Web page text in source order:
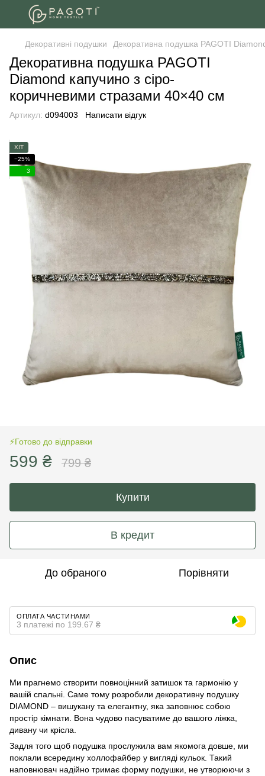
Декоративні подушки Декоративна подушка PAGOTI
Декоративна подушка PAGOTI
Diamond капучино з сіро-
коричневими стразами 40×40 см
Артикул: d094003 Написати відгук
ХІТ
−25%
3
⚡️Готово до відправки
599 ₴ 799 ₴
Купити
В кредит
До обраного Порівняти
ОПЛАТА ЧАСТИНАМИ
3 платежі по 199.67 ₴
Опис
Ми прагнемо створити повноцінний затишок та гармонію у
вашій спальні. Саме тому розробили декоративну подушку
DIAMOND – вишукану та елегантну, яка заповнює собою
простір кімнати. Вона чудово пасуватиме до вашого ліжка,
дивану чи крісла.
Задля того щоб подушка прослужила вам якомога довше, ми
поклали всередину холлофайбер у вигляді кульок. Такий
наповнювач надійно тримає форму подушки, не утворюючи з